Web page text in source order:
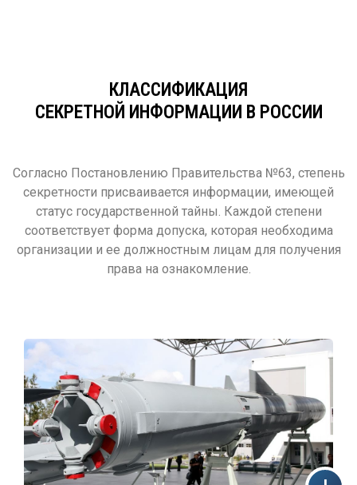
КЛАССИФИКАЦИЯ
СЕКРЕТНОЙ ИНФОРМАЦИИ В РОССИИ
Согласно Постановлению Правительства №63, степень
секретности присваивается информации, имеющей
статус государственной тайны. Каждой степени
соответствует форма допуска, которая необходима
организации и ее должностным лицам для получения
права на ознакомление.